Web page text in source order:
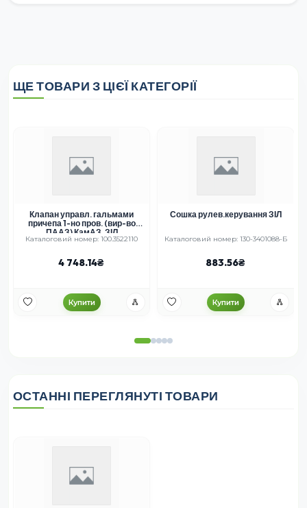
ЩЕ ТОВАРИ З ЦІЄЇ КАТЕГОРІЇ
Клапан управл. гальмами
причепа 1-но пров. (вир-во
ПААЗ) КамАЗ, ЗІЛ
Каталоговий номер: 100.3522110
4 748.14
Купити
Сошка рулев.керування ЗІЛ
Каталоговий номер: 130-3401088-Б
883.56
Купити
ОСТАННІ ПЕРЕГЛЯНУТІ ТОВАРИ